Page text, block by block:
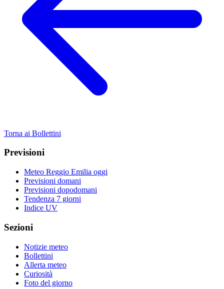
Torna ai Bollettini
Previsioni
Meteo Reggio Emilia oggi
Previsioni domani
Previsioni dopodomani
Tendenza 7 giorni
Indice UV
Sezioni
Notizie meteo
Bollettini
Allerta meteo
Curiosità
Foto del giorno